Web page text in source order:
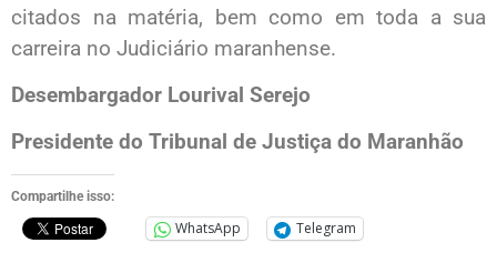
citados na matéria, bem como em toda a sua
carreira no Judiciário maranhense.
Desembargador Lourival Serejo
Presidente do Tribunal de Justiça do Maranhão
Compartilhe isso:
WhatsApp Telegram